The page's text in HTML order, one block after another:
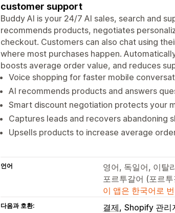
customer support
Buddy AI is your 24/7 AI sales, search and
recommends products, negotiates
checkout. Customers can also chat using
where most purchases happen.
boosts average order value, and reduces
Voice shopping for faster mobile
AI recommends products and answers
Smart discount negotiation protects your
Captures leads and recovers abandoning
Upsells products to increase average
언어
영어, 독일어, 이탈
포르투갈어 (포르
이 앱은 한국어로
다음과 호환: 결제 Shopify 관리